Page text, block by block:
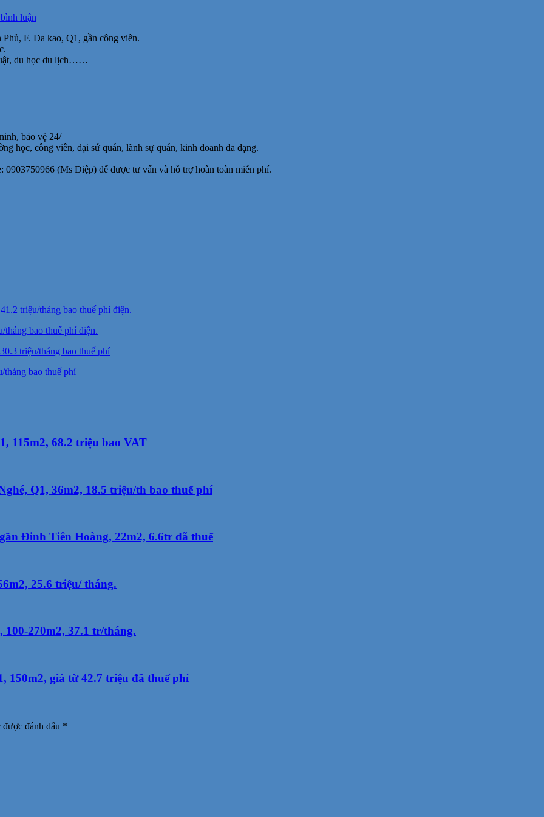
luận
thuê
phòng
Q1,
30m2,
triệu/tháng
F. Đa kao, Q1, gần công viên.
du học du lịch……
bảo vệ 24/
học, công viên, đại sứ quán, lãnh sự quán, kinh doanh đa dạng.
(Ms Diệp) để được tư vấn và hỗ trợ hoàn toàn miễn phí.
bao thuế phí điện.
tháng bao thuế phí
115m2, 68.2 triệu bao VAT
Q1, 36m2, 18.5 triệu/th bao thuế phí
Đinh Tiên Hoàng, 22m2, 6.6tr đã thuế
25.6 triệu/ tháng.
270m2, 37.1 tr/tháng.
150m2, giá từ 42.7 triệu đã thuế phí
đánh dấu *